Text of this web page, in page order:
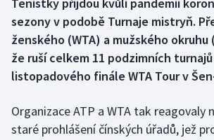
Box
Curling
Florbal
Tenistky přijdou kvůli pandemii
sezony v podobě Turnaje mistryň.
ženského (WTA) a mužského okruhu
že ruší celkem 11 podzimních
listopadového finále WTA Tour v
Organizace ATP a WTA tak reagovaly
staré prohlášení čínských úřadů, jež